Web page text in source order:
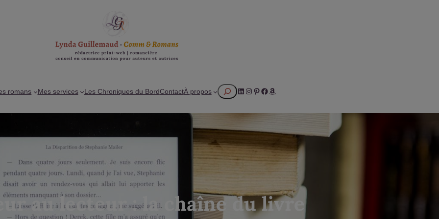
romans Mes services Les Chroniques du BordContactÀ propos RechercherLinkedIn
Instagram
Pinterest
Facebook
Amazon
au lecteur : la chaîne du livre